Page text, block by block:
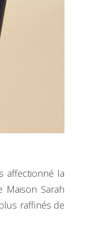
affectionné la
Sarah
raffinés de